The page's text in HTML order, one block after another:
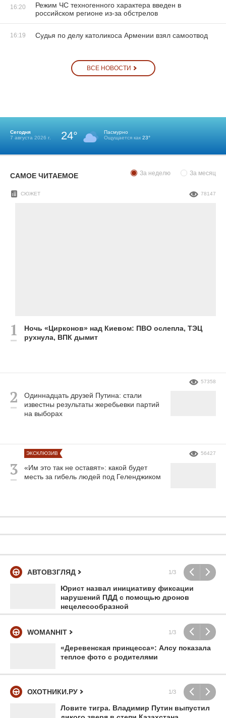
16:20
Режим ЧС техногенного характера введен в
российском регионе из-за обстрелов
16:19 Судья по делу католикоса Армении взял самоотвод
ВСЕ НОВОСТИ
Сегодня
7 августа 2026 г.
24°
Пасмурно
Ощущается как 23°
САМОЕ ЧИТАЕМОЕ За неделю За месяц
Ночь «Цирконов» над Киевом: ПВО ослепла, ТЭЦ
рухнула, ВПК дымит
СЮЖЕТ 78147
Одиннадцать друзей Путина: стали
известны результаты жеребьевки партий
на выборах
57358
«Им это так не оставят»: какой будет
месть за гибель людей под Геленджиком
ЭКСКЛЮЗИВ 56427
АВТОВЗГЛЯД 1/3
Юрист назвал инициативу фиксации
нарушений ПДД с помощью дронов
нецелесообразной
WOMANHIT 1/3
«Деревенская принцесса»: Алсу показала
теплое фото с родителями
ОХОТНИКИ.РУ 1/3
Ловите тигра. Владимир Путин выпустил